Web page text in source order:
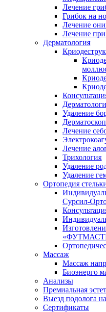
Лечение
Грибок на
Лечение
Лечение при
Дерматология
Удаление
Лечение
Лечение
Трихология
Удаление
Удаление
Ортопедия
Сурсил-
Массаж
Массаж
Биоэнерго
Анализы
Премиальная
Выезд подолога
Сертификаты